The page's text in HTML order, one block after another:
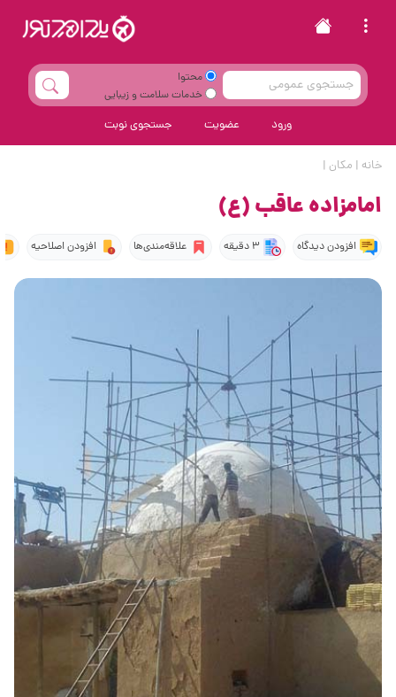
محتوا
خدمات سلامت و زیبایی
ورود عضویت جستجوی نوبت
خانه | مکان |
امامزاده عاقب (ع)
افزودن دیدگاه 3 دقیقه علاقه‌مندی‌ها افزودن اصلاحیه